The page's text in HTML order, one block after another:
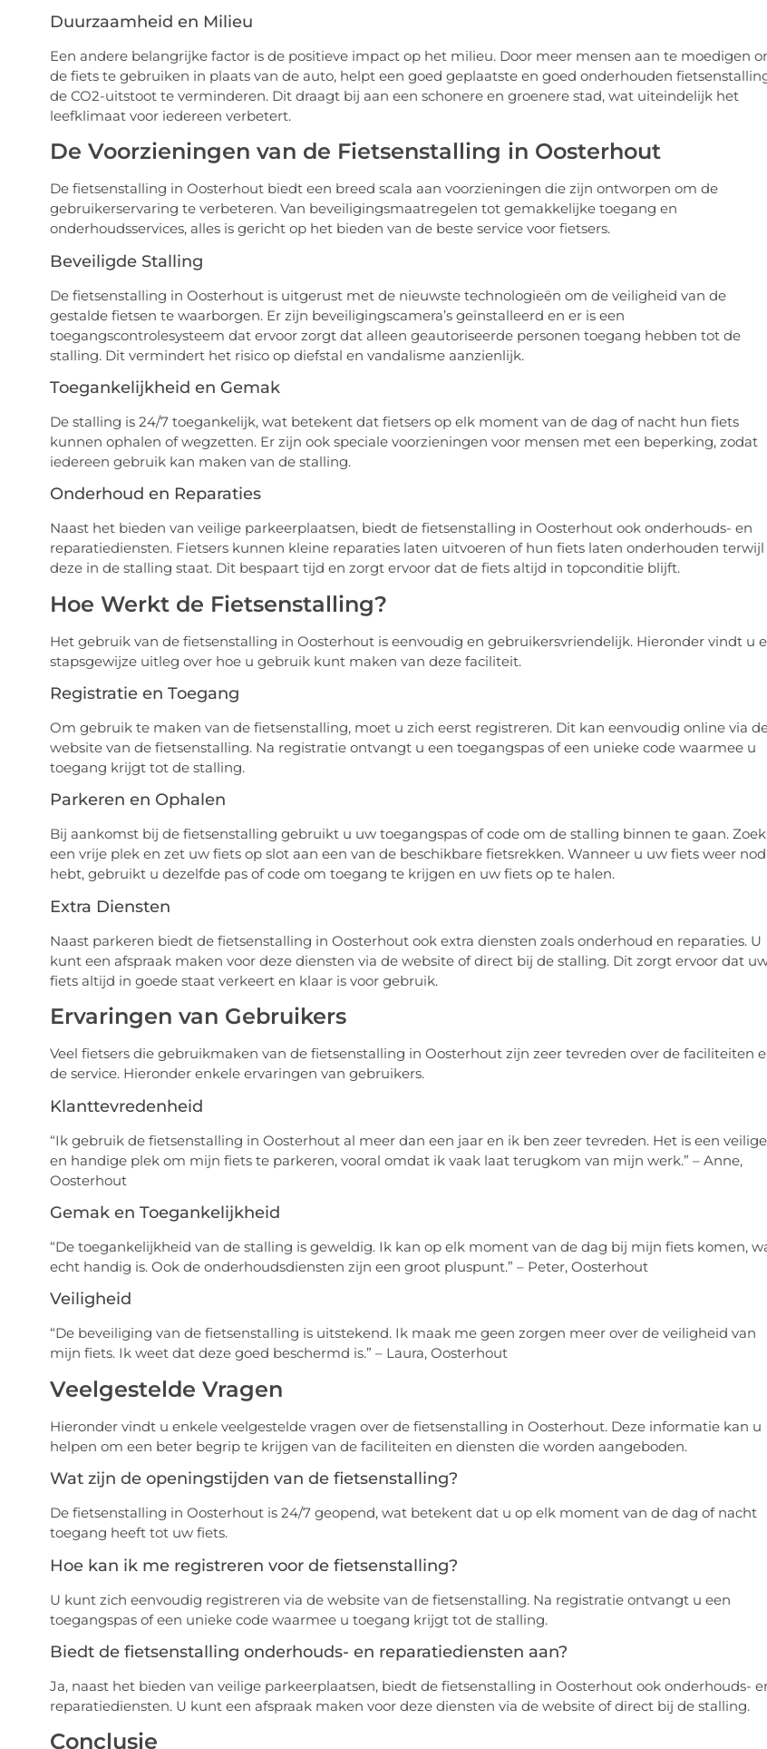
Duurzaamheid en Milieu
Een andere belangrijke factor is de positieve impact op het milieu. Door meer mensen aan te moedigen
de fiets te gebruiken in plaats van de auto, helpt een goed geplaatste en goed onderhouden
de CO2-uitstoot te verminderen. Dit draagt bij aan een schonere en groenere stad, wat uiteindelijk het
leefklimaat voor iedereen verbetert.
De Voorzieningen van de Fietsenstalling in Oosterhout
De fietsenstalling in Oosterhout biedt een breed scala aan voorzieningen die zijn ontworpen om de
gebruikerservaring te verbeteren. Van beveiligingsmaatregelen tot gemakkelijke toegang en
onderhoudsservices, alles is gericht op het bieden van de beste service voor fietsers.
Beveiligde Stalling
De fietsenstalling in Oosterhout is uitgerust met de nieuwste technologieën om de veiligheid van de
gestalde fietsen te waarborgen. Er zijn beveiligingscamera’s geïnstalleerd en er is een
toegangscontrolesysteem dat ervoor zorgt dat alleen geautoriseerde personen toegang hebben tot de
stalling. Dit vermindert het risico op diefstal en vandalisme aanzienlijk.
Toegankelijkheid en Gemak
De stalling is 24/7 toegankelijk, wat betekent dat fietsers op elk moment van de dag of nacht hun fiets
kunnen ophalen of wegzetten. Er zijn ook speciale voorzieningen voor mensen met een beperking, zodat
iedereen gebruik kan maken van de stalling.
Onderhoud en Reparaties
Naast het bieden van veilige parkeerplaatsen, biedt de fietsenstalling in Oosterhout ook onderhouds- en
reparatiediensten. Fietsers kunnen kleine reparaties laten uitvoeren of hun fiets laten onderhouden terwijl
deze in de stalling staat. Dit bespaart tijd en zorgt ervoor dat de fiets altijd in topconditie blijft.
Hoe Werkt de Fietsenstalling?
Het gebruik van de fietsenstalling in Oosterhout is eenvoudig en gebruikersvriendelijk. Hieronder vindt u
stapsgewijze uitleg over hoe u gebruik kunt maken van deze faciliteit.
Registratie en Toegang
Om gebruik te maken van de fietsenstalling, moet u zich eerst registreren. Dit kan eenvoudig online via
website van de fietsenstalling. Na registratie ontvangt u een toegangspas of een unieke code waarmee u
toegang krijgt tot de stalling.
Parkeren en Ophalen
Bij aankomst bij de fietsenstalling gebruikt u uw toegangspas of code om de stalling binnen te gaan. Zoek
een vrije plek en zet uw fiets op slot aan een van de beschikbare fietsrekken. Wanneer u uw fiets weer
hebt, gebruikt u dezelfde pas of code om toegang te krijgen en uw fiets op te halen.
Extra Diensten
Naast parkeren biedt de fietsenstalling in Oosterhout ook extra diensten zoals onderhoud en reparaties. U
kunt een afspraak maken voor deze diensten via de website of direct bij de stalling. Dit zorgt ervoor dat
fiets altijd in goede staat verkeert en klaar is voor gebruik.
Ervaringen van Gebruikers
Veel fietsers die gebruikmaken van de fietsenstalling in Oosterhout zijn zeer tevreden over de faciliteiten
de service. Hieronder enkele ervaringen van gebruikers.
Klanttevredenheid
“Ik gebruik de fietsenstalling in Oosterhout al meer dan een jaar en ik ben zeer tevreden. Het is een veilige
en handige plek om mijn fiets te parkeren, vooral omdat ik vaak laat terugkom van mijn werk.” – Anne,
Oosterhout
Gemak en Toegankelijkheid
“De toegankelijkheid van de stalling is geweldig. Ik kan op elk moment van de dag bij mijn fiets komen,
echt handig is. Ook de onderhoudsdiensten zijn een groot pluspunt.” – Peter, Oosterhout
Veiligheid
“De beveiliging van de fietsenstalling is uitstekend. Ik maak me geen zorgen meer over de veiligheid van
mijn fiets. Ik weet dat deze goed beschermd is.” – Laura, Oosterhout
Veelgestelde Vragen
Hieronder vindt u enkele veelgestelde vragen over de fietsenstalling in Oosterhout. Deze informatie kan u
helpen om een beter begrip te krijgen van de faciliteiten en diensten die worden aangeboden.
Wat zijn de openingstijden van de fietsenstalling?
De fietsenstalling in Oosterhout is 24/7 geopend, wat betekent dat u op elk moment van de dag of nacht
toegang heeft tot uw fiets.
Hoe kan ik me registreren voor de fietsenstalling?
U kunt zich eenvoudig registreren via de website van de fietsenstalling. Na registratie ontvangt u een
toegangspas of een unieke code waarmee u toegang krijgt tot de stalling.
Biedt de fietsenstalling onderhouds- en reparatiediensten aan?
Ja, naast het bieden van veilige parkeerplaatsen, biedt de fietsenstalling in Oosterhout ook onderhouds-
reparatiediensten. U kunt een afspraak maken voor deze diensten via de website of direct bij de stalling.
Conclusie